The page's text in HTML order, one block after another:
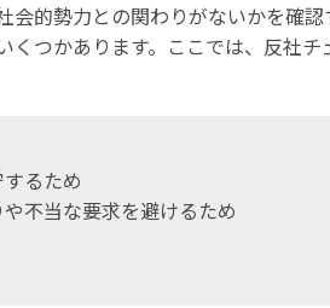
的勢力との関わりがないかを確認
くつかあります。ここでは、反社
るため
不当な要求を避けるため